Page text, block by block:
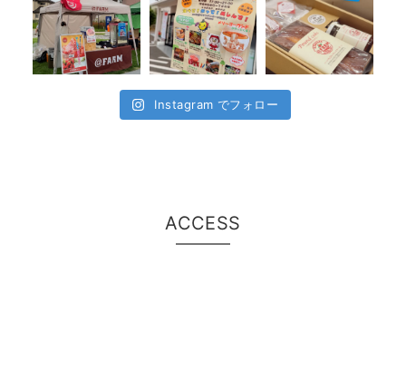
Instagram でフォロー
ACCESS